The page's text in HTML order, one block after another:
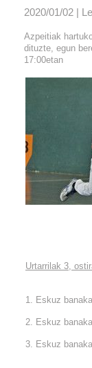
2020/01/02 |
Azpeitiak
dituzte, egun
17:00etan
Urtarrilak 3,
1. Eskuz
2. Eskuz
3. Eskuz